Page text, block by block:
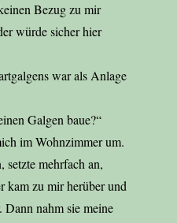
Bezug zu mir
würde sicher hier
war als Anlage
Galgen baue?“
im Wohnzimmer um.
setzte mehrfach an,
kam zu mir herüber und
Dann nahm sie meine